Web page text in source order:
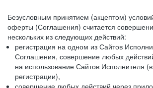
Безусловным принятием (акцептом)
оферты (Соглашения) считается
нескольких из следующих действий:
регистрация на одном из Сайтов
Соглашения, совершение любых
на использование Сайтов Исполнителя
регистрации),
совершение любых действий через